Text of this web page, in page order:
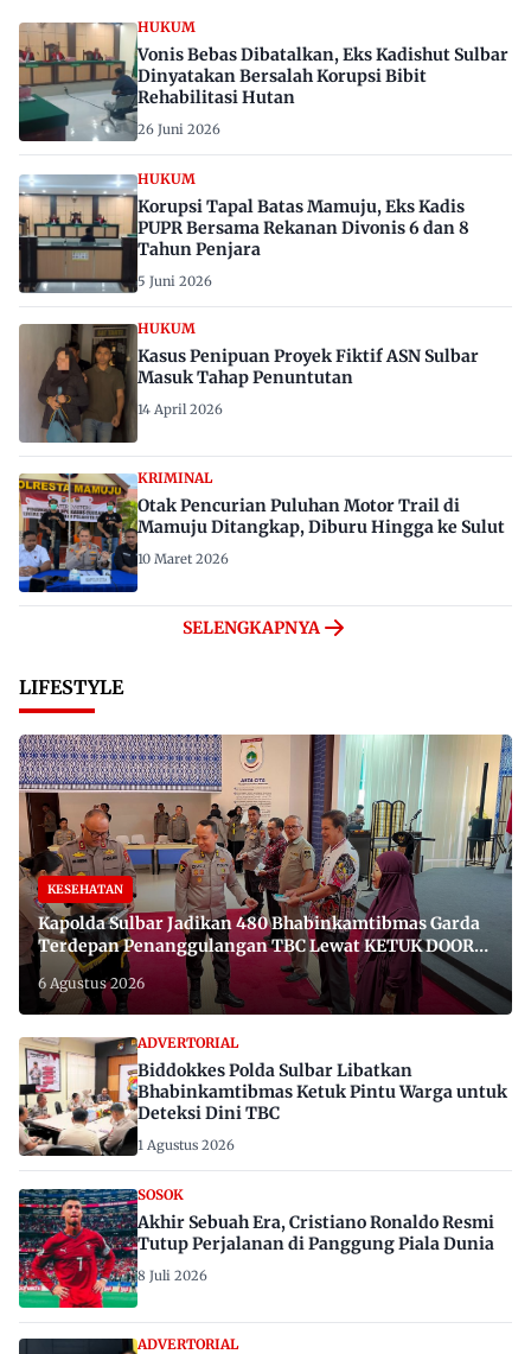
HUKUM
Vonis Bebas Dibatalkan, Eks Kadishut Sulbar
Dinyatakan Bersalah Korupsi Bibit
Rehabilitasi Hutan
26 Juni 2026
HUKUM
Korupsi Tapal Batas Mamuju, Eks Kadis
PUPR Bersama Rekanan Divonis 6 dan 8
Tahun Penjara
5 Juni 2026
HUKUM
Kasus Penipuan Proyek Fiktif ASN Sulbar
Masuk Tahap Penuntutan
14 April 2026
KRIMINAL
Otak Pencurian Puluhan Motor Trail di
Mamuju Ditangkap, Diburu Hingga ke Sulut
10 Maret 2026
SELENGKAPNYA
LIFESTYLE
KESEHATAN
Kapolda Sulbar Jadikan 480 Bhabinkamtibmas Garda
Terdepan Penanggulangan TBC Lewat KETUK DOORS
di 650 Desa
6 Agustus 2026
ADVERTORIAL
Biddokkes Polda Sulbar Libatkan
Bhabinkamtibmas Ketuk Pintu Warga untuk
Deteksi Dini TBC
1 Agustus 2026
SOSOK
Akhir Sebuah Era, Cristiano Ronaldo Resmi
Tutup Perjalanan di Panggung Piala Dunia
8 Juli 2026
ADVERTORIAL